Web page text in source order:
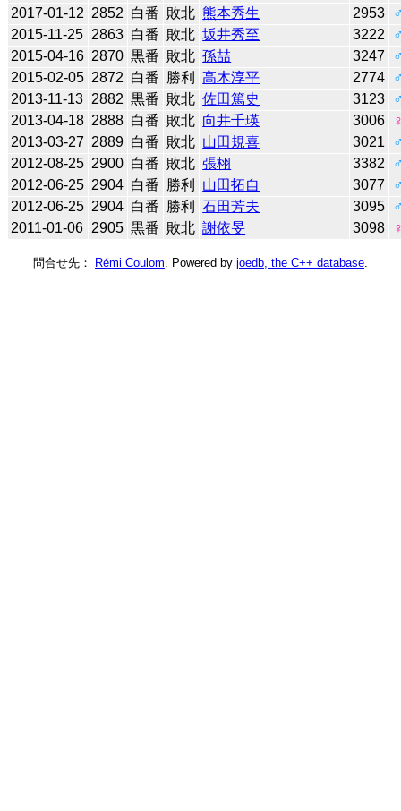
2017-01-12 2852 白番 敗北 熊本秀生 2953
2015-11-25 2863 白番 敗北 坂井秀至 3222
2015-04-16 2870 黒番 敗北 孫喆 3247
2015-02-05 2872 白番 勝利 高木淳平 2774
2013-11-13 2882 黒番 敗北 佐田篤史 3123
2013-04-18 2888 白番 敗北 向井千瑛 3006
2013-03-27 2889 白番 敗北 山田規喜 3021
2012-08-25 2900 白番 敗北 張栩 3382
2012-06-25 2904 白番 勝利 山田拓自 3077
2012-06-25 2904 白番 勝利 石田芳夫 3095
2011-01-06 2905 黒番 敗北 謝依旻 3098
問合せ先： Rémi Coulom . Powered by joedb, the C++ database